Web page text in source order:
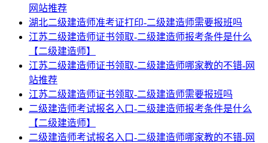
网站推荐
湖北二级建造师准考证打印-二级建造师需要报班吗
江苏二级建造师证书领取-二级建造师报考条件是什么
【二级建造师】
江苏二级建造师证书领取-二级建造师哪家教的不错-网
站推荐
江苏二级建造师证书领取-二级建造师需要报班吗
二级建造师考试报名入口-二级建造师报考条件是什么
【二级建造师】
二级建造师考试报名入口-二级建造师哪家教的不错-网